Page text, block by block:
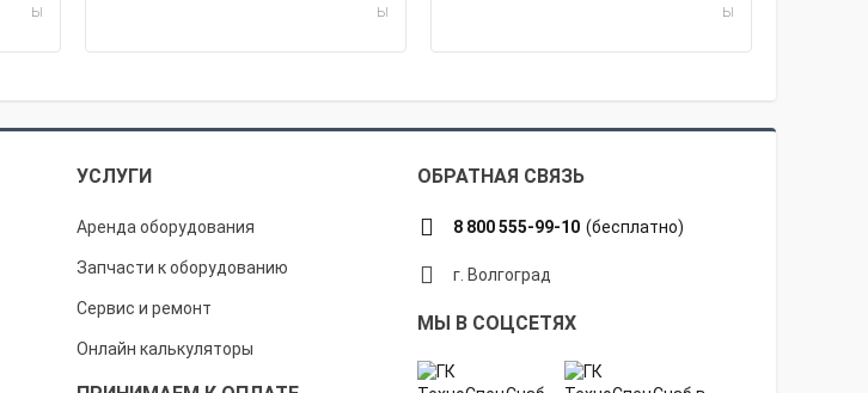
ы
ы
ы
УСЛУГИ ОБРАТНАЯ СВЯЗЬ
Аренда оборудования
Запчасти к оборудованию
Сервис и ремонт
Онлайн калькуляторы
8 800 555-99-10 (бесплатно)
г. Волгоград
МЫ В СОЦСЕТЯХ